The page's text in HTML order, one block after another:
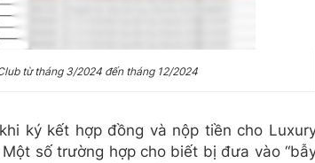
từ tháng 3/2024 đến tháng 12/2024
ký kết hợp đồng và nộp tiền cho
số trường hợp cho biết bị đưa vào